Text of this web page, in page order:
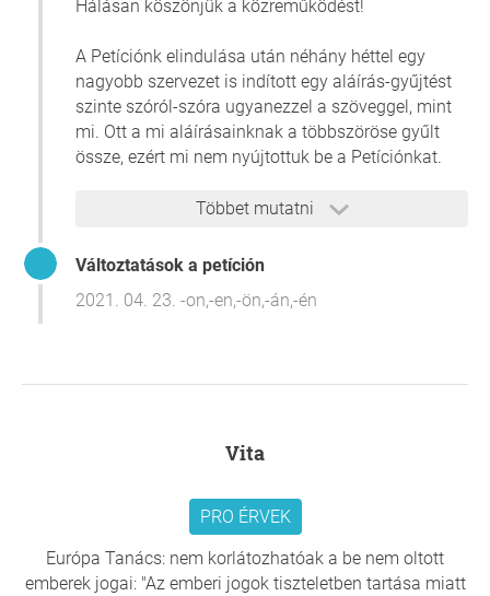
Többet mutatni
Hálásan köszönjük a közreműködést!
A Petíciónk elindulása után néhány héttel egy
nagyobb szervezet is indított egy aláírás-gyűjtést
szinte szóról-szóra ugyanezzel a szöveggel, mint
mi. Ott a mi aláírásainknak a többszöröse gyűlt
össze, ezért mi nem nyújtottuk be a Petíciónkat.
Most viszont támogathatnánk egy pár napja
Petíción belül, ami jelenleg égetően fontos
Kérem tekintsék át ezt a kezdeményezést és ha
citizengo.org/hu/207708-allitsak-le-kenyszer-
Változtatások a petíción
2021. 04. 23. -on,-en,-ön,-án,-én
Vita
PRO ÉRVEK
Európa Tanács: nem korlátozhatóak a be nem oltott
emberek jogai: "Az emberi jogok tiszteletben tartása miatt